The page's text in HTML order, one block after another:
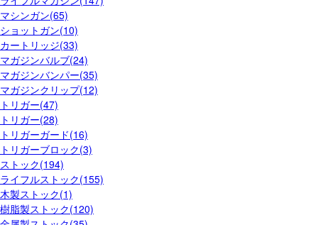
マシンガン(65)
ショットガン(10)
カートリッジ(33)
マガジンバルブ(24)
マガジンバンパー(35)
マガジンクリップ(12)
トリガー(47)
トリガー(28)
トリガーガード(16)
トリガーブロック(3)
ストック(194)
ライフルストック(155)
木製ストック(1)
樹脂製ストック(120)